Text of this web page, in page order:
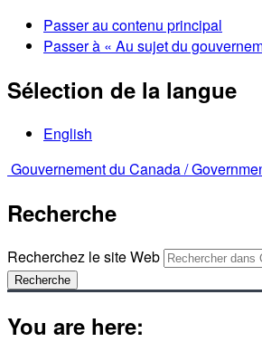
Passer au contenu principal
Passer à « Au sujet du
Sélection de la langue
English
Gouvernement du Canada /
Recherche
Recherchez le site Web
Recherche
You are here: